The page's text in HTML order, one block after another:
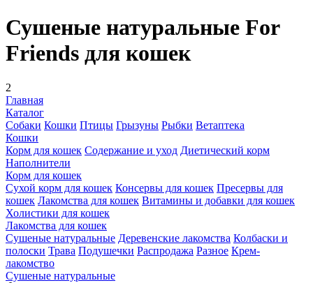
Сушеные натуральные For
Friends для кошек
2
Главная
Каталог
Собаки Кошки Птицы Грызуны Рыбки Ветаптека
Кошки
Корм для кошек Содержание и уход Диетический корм
Наполнители
Корм для кошек
Сухой корм для кошек Консервы для кошек Пресервы для
кошек Лакомства для кошек Витамины и добавки для кошек
Холистики для кошек
Лакомства для кошек
Сушеные натуральные Деревенские лакомства Колбаски и
полоски Трава Подушечки Распродажа Разное Крем-
лакомство
Сушеные натуральные